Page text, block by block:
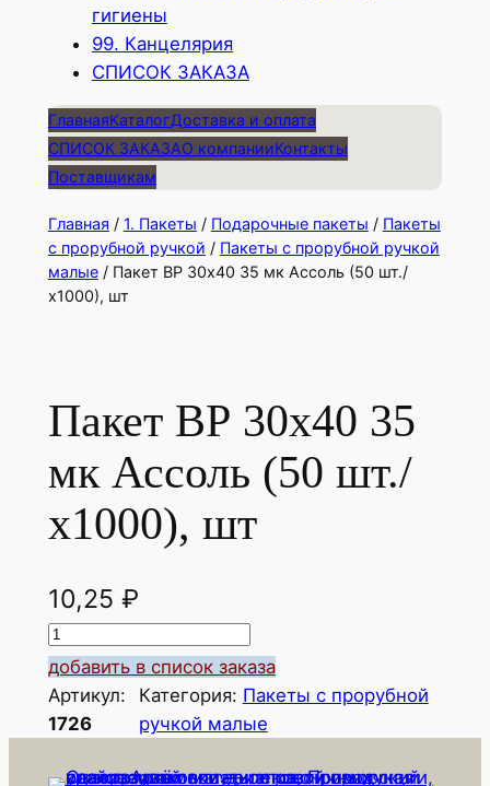
гигиены
99. Канцелярия
СПИСОК ЗАКАЗА
ГлавнаяКаталогДоставка и оплата
СПИСОК ЗАКАЗАО компанииКонтакты
Поставщикам
Главная / 1. Пакеты / Подарочные пакеты / Пакеты
с прорубной ручкой / Пакеты с прорубной ручкой
малые/ Пакет ВР 30х40 35 мк Ассоль (50 шт./
х1000), шт
Пакет ВР 30х40 35
мк Ассоль (50 шт./
х1000), шт
10,25 ₽
К
о
л
и
ч
е
добавить в список заказа
Артикул:
1726
Категория: Пакеты с прорубной
ручкой малые